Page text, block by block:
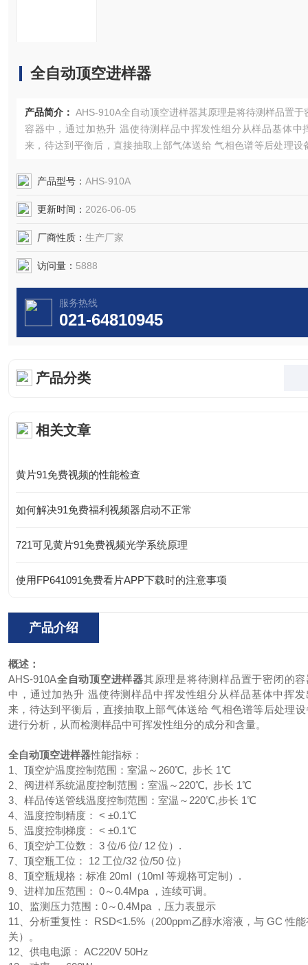
全自动顶空进样器
产品简介： AHS-910A全自动顶空进样器其原理是将待测样品置于
容器中，通过加热升 温使待测样品中挥发性组分从样品基体中
来，待达到平衡后，直接抽取上部气体送给 气相色谱等后处理设
产品型号： AHS-910A
更新时间： 2026-06-05
厂商性质： 生产厂家
访问量： 5888
服务热线
021-64810945
产品分类
相关文章
黄片91免费视频的性能检查
如何解决91免费福利视频器启动不正常
721可见黄片91免费视频光学系统原理
使用FP641091免费看片APP下载时的注意事项
产品介绍
概述：
AHS-910A全自动顶空进样器其原理是将待测样品置于密闭的容
中，通过加热升 温使待测样品中挥发性组分从样品基体中挥发
来，待达到平衡后，直接抽取上部气体送给 气相色谱等后处理设
进行分析，从而检测样品中可挥发性组分的成分和含量。
全自动顶空进样器性能指标：
1、顶空炉温度控制范围：室温～260℃, 步长 1℃
2、阀进样系统温度控制范围：室温～220℃, 步长 1℃
3、样品传送管线温度控制范围：室温～220℃,步长 1℃
4、温度控制精度： < ±0.1℃
5、温度控制梯度： < ±0.1℃
6、顶空炉工位数： 3 位/6 位/ 12 位）.
7、顶空瓶工位： 12 工位/32 位/50 位）
8、顶空瓶规格：标准 20ml（10ml 等规格可定制）.
9、进样加压范围： 0～0.4Mpa ，连续可调。
10、监测压力范围：0～0.4Mpa ，压力表显示
11、分析重复性： RSD<1.5%（200ppm乙醇水溶液，与 GC 性能
关）。
12、供电电源： AC220V 50Hz